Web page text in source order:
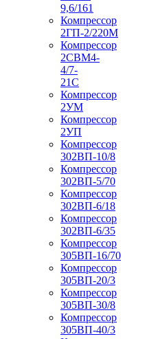
9,6/161
Компрессор
2ГП-2/220М
Компрессор
2СВМ4-
4/7-
21С
Компрессор
2УМ
Компрессор
2УП
Компрессор
302ВП-10/8
Компрессор
302ВП-5/70
Компрессор
302ВП-6/18
Компрессор
302ВП-6/35
Компрессор
305ВП-16/70
Компрессор
305ВП-20/3
Компрессор
305ВП-30/8
Компрессор
305ВП-40/3